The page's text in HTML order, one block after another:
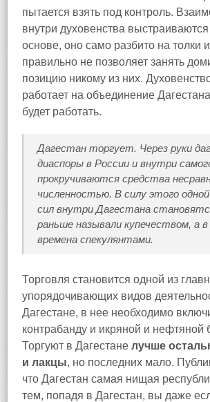
пытается взять под контроль.
внутри духовенства
основе, оно само разбито на толки
правильно не позволяет занять
позицию никому из них.
работает на объединение
будет работать.
Дагестан торгует. Через руки
диаспоры в России и внутри
прокручиваются средства
численностью. В силу этого
сил внутри Дагестана
раньше называли купечеством, а
времена спекулянтами.
Торговля становится одной из
упорядочивающих видов
Дагестане, в нее необходимо
контрабанду и икряной и нефтяной
Торгуют в Дагестане лучше
и лакцы, но последних мало.
что Дагестан самая нищая
тем, попадя в Дагестан, вы даже